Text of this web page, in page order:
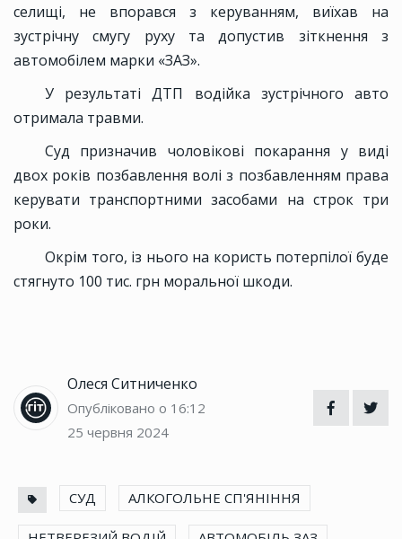
селищі, не впорався з керуванням, виїхав на
зустрічну смугу руху та допустив зіткнення з
автомобілем марки «ЗАЗ».
У результаті ДТП водійка зустрічного авто
отримала травми.
Суд призначив чоловікові покарання у виді
двох років позбавлення волі з позбавленням права
керувати транспортними засобами на строк три
роки.
Окрім того, із нього на користь потерпілої буде
стягнуто 100 тис. грн моральної шкоди.
Олеся Ситниченко
Опубліковано о 16:12
25 червня 2024
СУД АЛКОГОЛЬНЕ СП'ЯНІННЯ